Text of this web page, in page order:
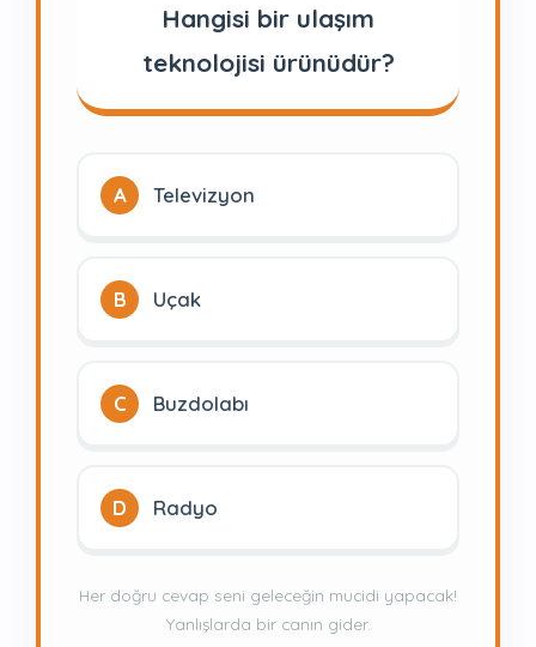
Hangisi bir ulaşım
teknolojisi ürünüdür?
A Televizyon
B Uçak
C Buzdolabı
D Radyo
Her doğru cevap seni geleceğin mucidi yapacak!
Yanlışlarda bir canın gider.